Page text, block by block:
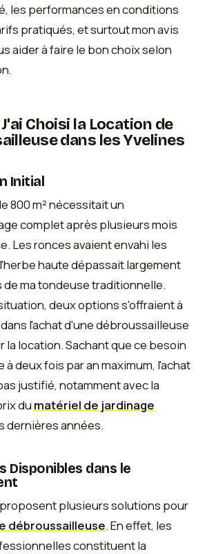
les performances en conditions
pratiqués, et surtout mon avis
aider à faire le bon choix selon
Choisi la Location de
dans les Yvelines
Initial
800 m² nécessitait un
complet après plusieurs mois
Les ronces avaient envahi les
haute dépassait largement
de ma tondeuse traditionnelle.
deux options s'offraient à
l'achat d'une débroussailleuse
la location. Sachant que ce besoin
à deux fois par an maximum, l'achat
justifié, notamment avec la
du matériel de jardinage
dernières années.
Disponibles dans le
plusieurs solutions pour
débroussailleuse. En effet, les
constituent la